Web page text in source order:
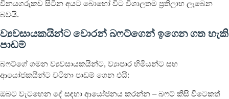
විනයගරුකව සිටින අයට බොහෝ විට විශාලතම ප්‍රතිලාභ ලැබෙන
බවයි.
ව්‍යවසායකයින්ට වොරන් බෆට්ගෙන් ඉගෙන ගත හැකි
පාඩම්
බෆට්ගේ ගමන ව්‍යවසායකයින්ට, ව්‍යාපාර හිමියන්ට සහ
ආයෝජකයින්ට වටිනා පාඩම් ගෙන එයි:
ඔබට වැටහෙන දේ සඳහා ආයෝජනය කරන්න – බෆට් කිසි විටෙකත්